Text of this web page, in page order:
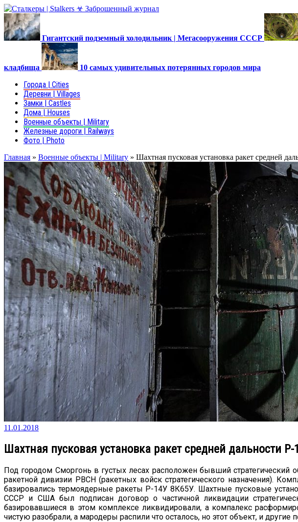
Гигантский подземный холодильник | Мегасооружения СССР
кладбища 10 самых удивительных потерянных городов мира
Города | Cities
Деревни | Villages
Замки | Castles
Дома | Houses
Военные объекты | Military
Железные дороги | Railways
Фото | Photo
Главная » Военные объекты | Military » Шахтная пусковая установка ракет средней
11.01.2018
Шахтная пусковая установка ракет средней дальности Р-
Под городом Сморгонь в густых лесах расположен бывший
ракетной дивизии РВСН (ракетных войск стратегического назначения).
базировались термоядерные ракеты Р-14У 8К65У. Шахтные пусковые
СССР и США был подписан договор о частичной ликвидации
базировавшиеся в этом комплексе ликвидировали, а компалекс
чистую разобрали, а мародеры распили что осталось, но этот объект, и